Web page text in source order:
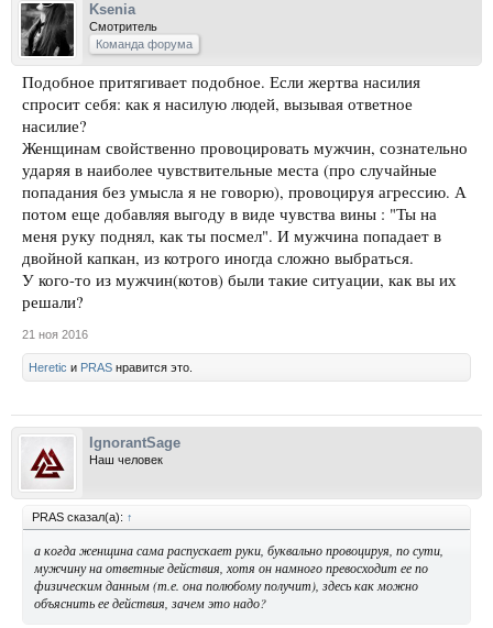
Ksenia
Смотритель
Команда форума
Подобное притягивает подобное. Если жертва насилия
спросит себя: как я насилую людей, вызывая ответное
насилие?
Женщинам свойственно провоцировать мужчин, сознательно
ударяя в наиболее чувствительные места (про случайные
попадания без умысла я не говорю), провоцируя агрессию. А
потом еще добавляя выгоду в виде чувства вины : "Ты на
меня руку поднял, как ты посмел". И мужчина попадает в
двойной капкан, из котрого иногда сложно выбраться.
У кого-то из мужчин(котов) были такие ситуации, как вы их
решали?
21 ноя 2016
Heretic и PRAS нравится это.
IgnorantSage
Наш человек
PRAS сказал(а): ↑
а когда женщина сама распускает руки, буквально провоцируя, по сути,
мужчину на ответные действия, хотя он намного превосходит ее по
физическим данным (т.е. она полюбому получит), здесь как можно
объяснить ее действия, зачем это надо?